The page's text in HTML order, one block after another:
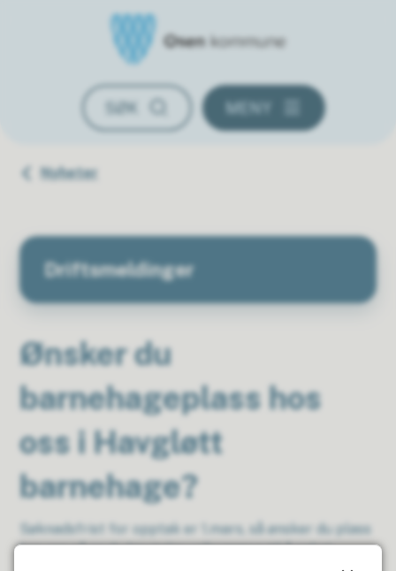
SØK MENY
Du er her:
Nyheter
Driftsmeldinger
Ønsker du
barnehageplass hos
oss i Havgløtt
barnehage?
Søknadsfrist for opptak er 1.mars, så ønsker du plass
hos oss så er du hjertelig velkommen til å søke!